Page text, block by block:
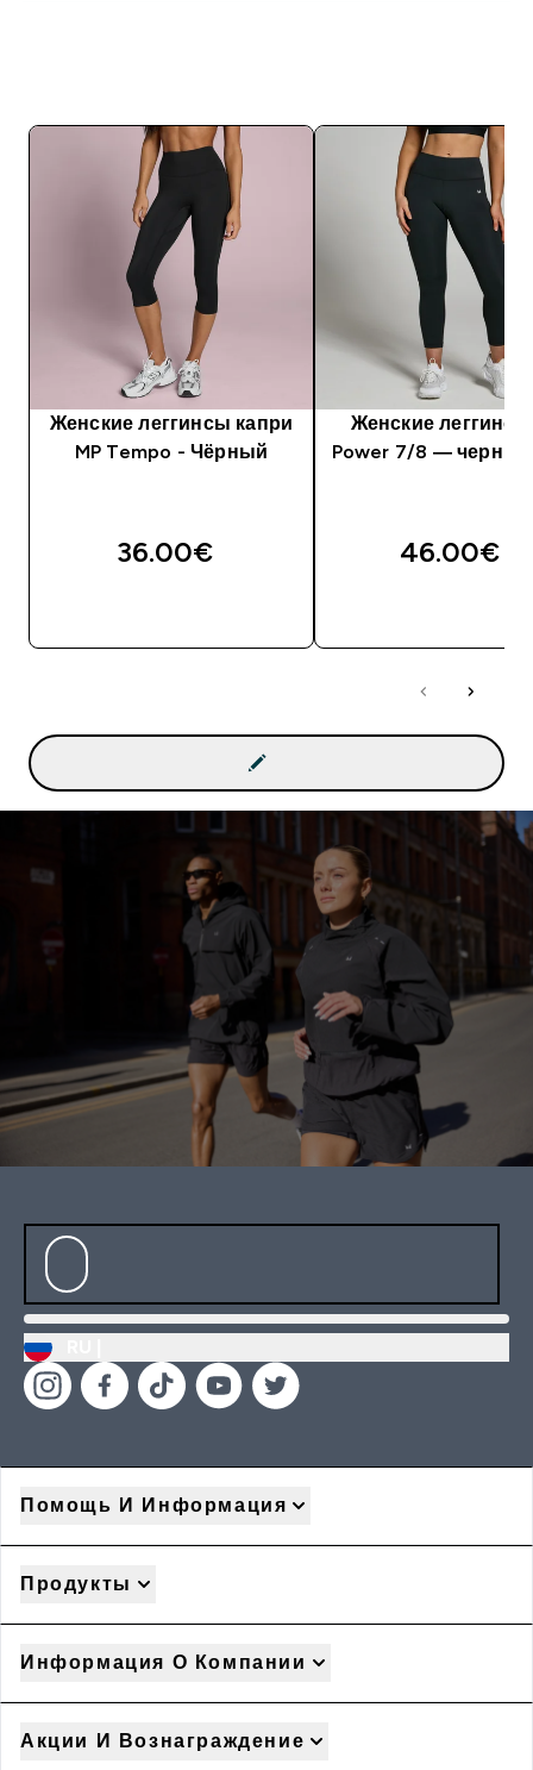
Женские леггинсы капри
MP Tempo - Чёрный
36.00€‎
Женские леггинсы
Power 7/8 — черный
46.00€‎
Помощь И Информация
Продукты
Информация О Компании
Акции И Вознаграждение